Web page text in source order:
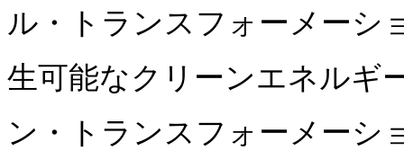
ル・トランスフォーメーシ
生可能なクリーンエネルギ
ン・トランスフォーメーシ